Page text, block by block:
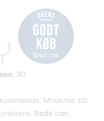
90
Moderne stil
Røde bær,